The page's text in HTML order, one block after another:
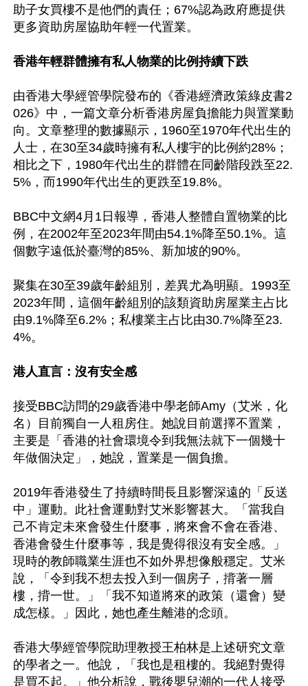
助子女買樓不是他們的責任；67%認為政府應提供
更多資助房屋協助年輕一代置業。
香港年輕群體擁有私人物業的比例持續下跌
由香港大學經管學院發布的《香港經濟政策綠皮書2
026》中，一篇文章分析香港房屋負擔能力與置業動
向。文章整理的數據顯示，1960至1970年代出生的
人士，在30至34歲時擁有私人樓宇的比例約28%；
相比之下，1980年代出生的群體在同齡階段跌至22.
5%，而1990年代出生的更跌至19.8%。
BBC中文網4月1日報導，香港人整體自置物業的比
例，在2002年至2023年間由54.1%降至50.1%。這
個數字遠低於臺灣的85%、新加坡的90%。
聚集在30至39歲年齡組別，差異尤為明顯。1993至
2023年間，這個年齡組別的該類資助房屋業主占比
由9.1%降至6.2%；私樓業主占比由30.7%降至23.
4%。
港人直言：沒有安全感
接受BBC訪問的29歲香港中學老師Amy（艾米，化
名）目前獨自一人租房住。她說目前選擇不置業，
主要是「香港的社會環境令到我無法就下一個幾十
年做個決定」，她說，置業是一個負擔。
2019年香港發生了持續時間長且影響深遠的「反送
中」運動。此社會運動對艾米影響甚大。「當我自
己不肯定未來會發生什麼事，將來會不會在香港、
香港會發生什麼事等，我是覺得很沒有安全感。」
現時的教師職業生涯也不如外界想像般穩定。艾米
說，「令到我不想去投入到一個房子，揹著一層
樓，揹一世。」「我不知道將來的政策（還會）變
成怎樣。」因此，她也產生離港的念頭。
香港大學經管學院助理教授王柏林是上述研究文章
的學者之一。他說，「我也是租樓的。我絕對覺得
是買不起。」他分析說，戰後嬰兒潮的一代人接受